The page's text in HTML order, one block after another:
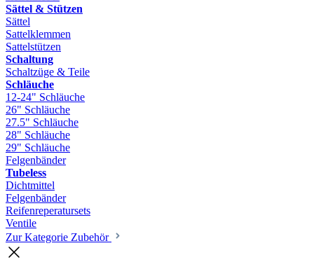
Sättel & Stützen
Sättel
Sattelklemmen
Sattelstützen
Schaltung
Schaltzüge & Teile
Schläuche
12-24" Schläuche
26" Schläuche
27.5" Schläuche
28" Schläuche
29" Schläuche
Felgenbänder
Tubeless
Dichtmittel
Felgenbänder
Reifenreperatursets
Ventile
Zur Kategorie Zubehör